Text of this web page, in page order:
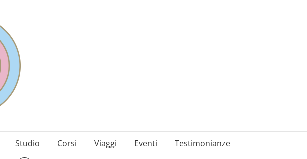
Studio Corsi Viaggi Eventi
Testimonianze